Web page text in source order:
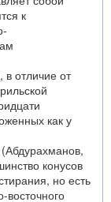
к
в отличие от
как у
конусов
но есть
восточного